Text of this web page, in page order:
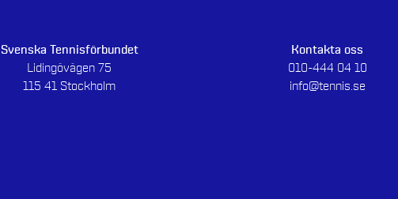
Svenska Tennisförbundet
Lidingövägen 75
115 41 Stockholm
Kontakta oss
010-444 04 10
info@tennis.se